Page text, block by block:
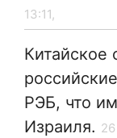
13:11,
Китайское
РЭБ, что
Израиля.